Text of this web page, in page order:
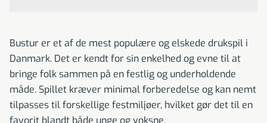
Bustur er et af de mest populære og elskede drukspil i
Danmark. Det er kendt for sin enkelhed og evne til at
bringe folk sammen på en festlig og underholdende
måde. Spillet kræver minimal forberedelse og kan nemt
tilpasses til forskellige festmiljøer, hvilket gør det til en
favorit blandt både unge og voksne.